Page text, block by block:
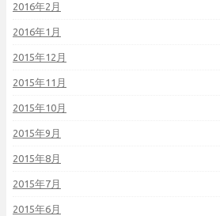
2016年2月
2016年1月
2015年12月
2015年11月
2015年10月
2015年9月
2015年8月
2015年7月
2015年6月